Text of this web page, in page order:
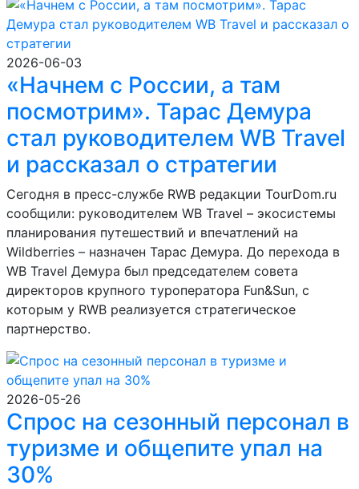
2026-06-03
«Начнем с России, а там
посмотрим». Тарас Демура
стал руководителем WB Travel
и рассказал о стратегии
Сегодня в пресс-службе RWB редакции TourDom.ru
сообщили: руководителем WB Travel – экосистемы
планирования путешествий и впечатлений на
Wildberries – назначен Тарас Демура. До перехода в
WB Travel Демура был председателем совета
директоров крупного туроператора Fun&Sun, с
которым у RWB реализуется стратегическое
партнерство.
2026-05-26
Спрос на сезонный персонал в
туризме и общепите упал на
30%